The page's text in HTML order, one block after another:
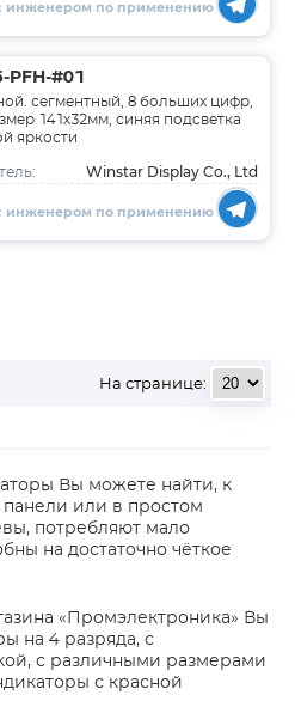
инженером по применению
PFH-#01
сегментный, 8 больших цифр,
141х32мм, синяя подсветка
яркости
Winstar Display Co., Ltd
инженером по применению
На странице:
Вы можете найти, к
или в простом
потребляют мало
на достаточно чёткое
«Промэлектроника» Вы
на 4 разряда, с
с различными размерами
с красной